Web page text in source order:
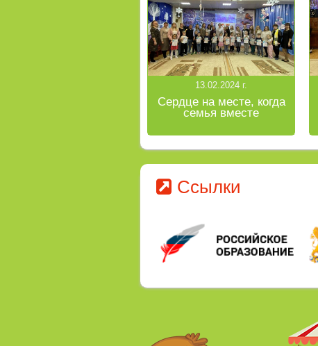
13.02.2024 г.
Сердце на месте, когда
семья вместе
Ссылки